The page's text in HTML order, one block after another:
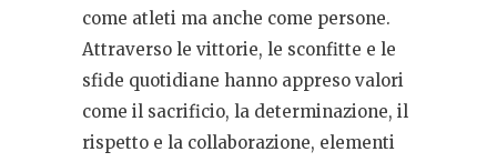
come atleti ma anche come persone.
Attraverso le vittorie, le sconfitte e le
sfide quotidiane hanno appreso valori
come il sacrificio, la determinazione, il
rispetto e la collaborazione, elementi